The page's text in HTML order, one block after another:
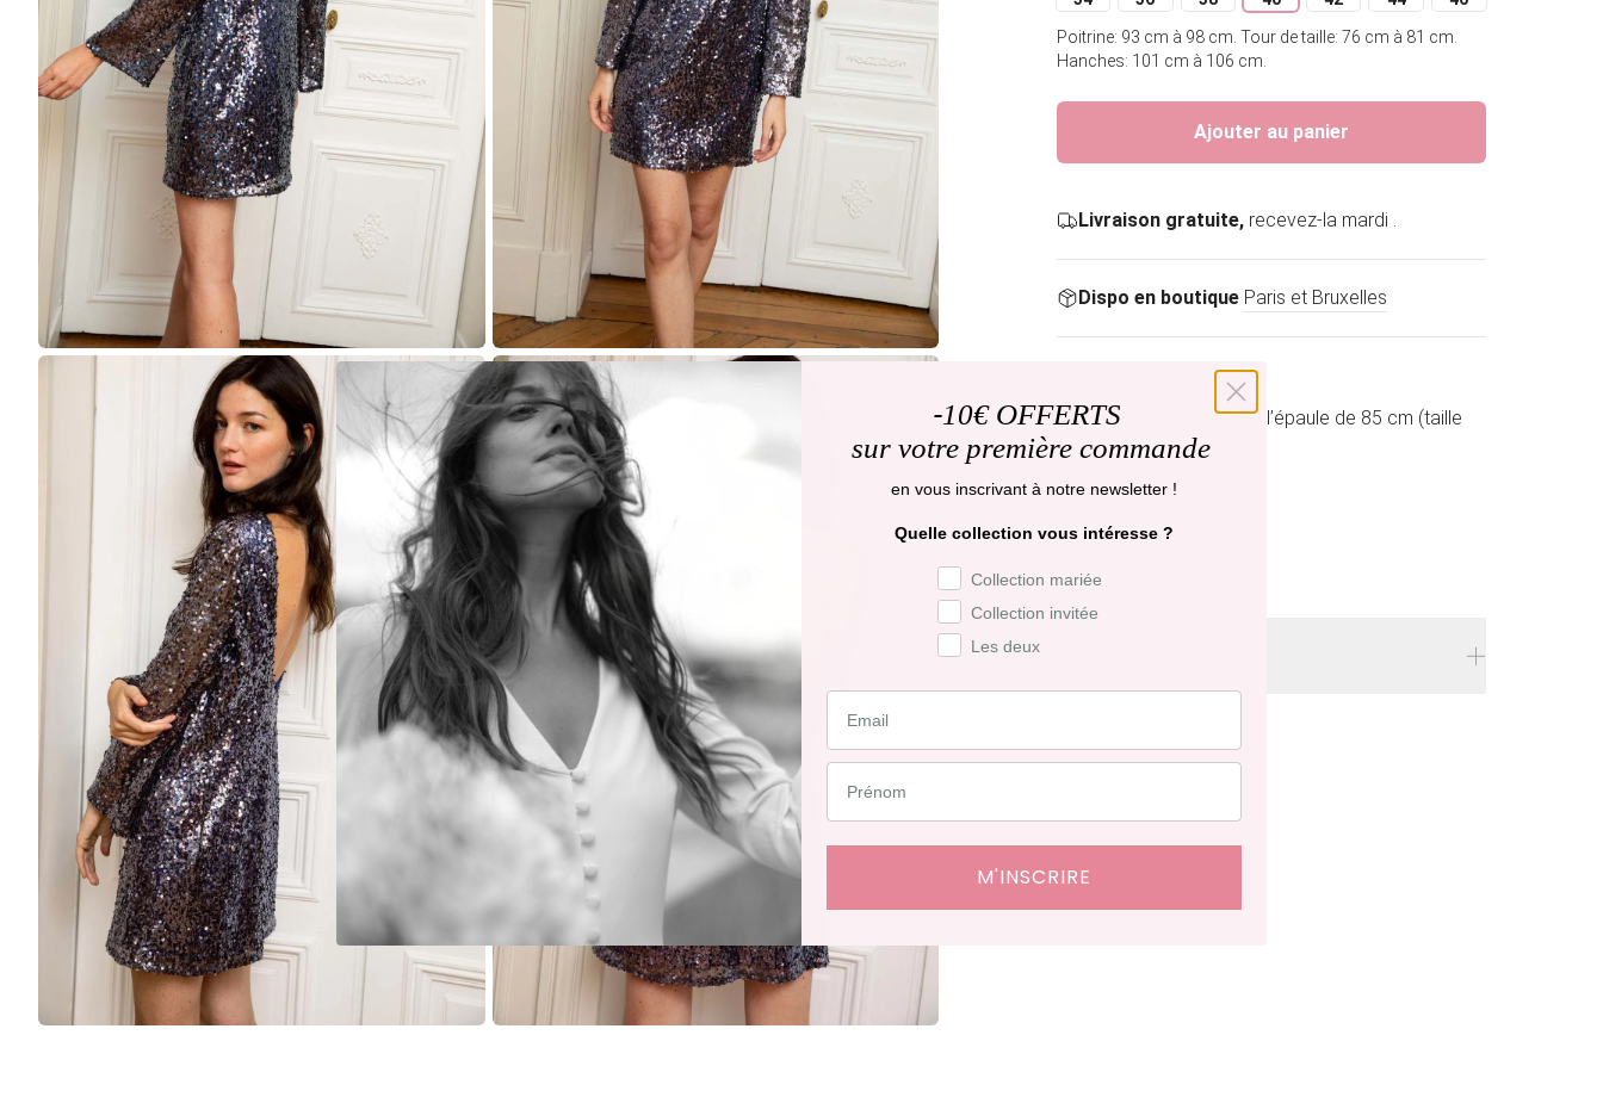
Variante épuisée ou indisponible
Variante épuisée ou indisponible
Variante épuisée ou indisponible
Variante épuisée ou indisponible
Variante épuisée ou indisponible
Variante épuisée ou
Variante épuisée
Poitrine: 93 cm à 98 cm. Tour de taille: 76 cm à 81 cm.
Hanches: 101 cm à 106 cm.
Ajouter au panier
Livraison gratuite,recevez-la mardi .
Dispo en boutique Paris et Bruxelles
'- Longueur totale depuis l’épaule de 85 cm (taille
38)
VOIR PLUS
jours à l'international.
Retraits en boutiques (Paris et Bruxelles) : 3 à 5
-10€ OFFERTS
sur votre première commande
en vous inscrivant à notre newsletter !
Quelle collection vous intéresse ?
Préférence de collection
Collection mariée
Collection invitée
Les deux
M'INSCRIRE